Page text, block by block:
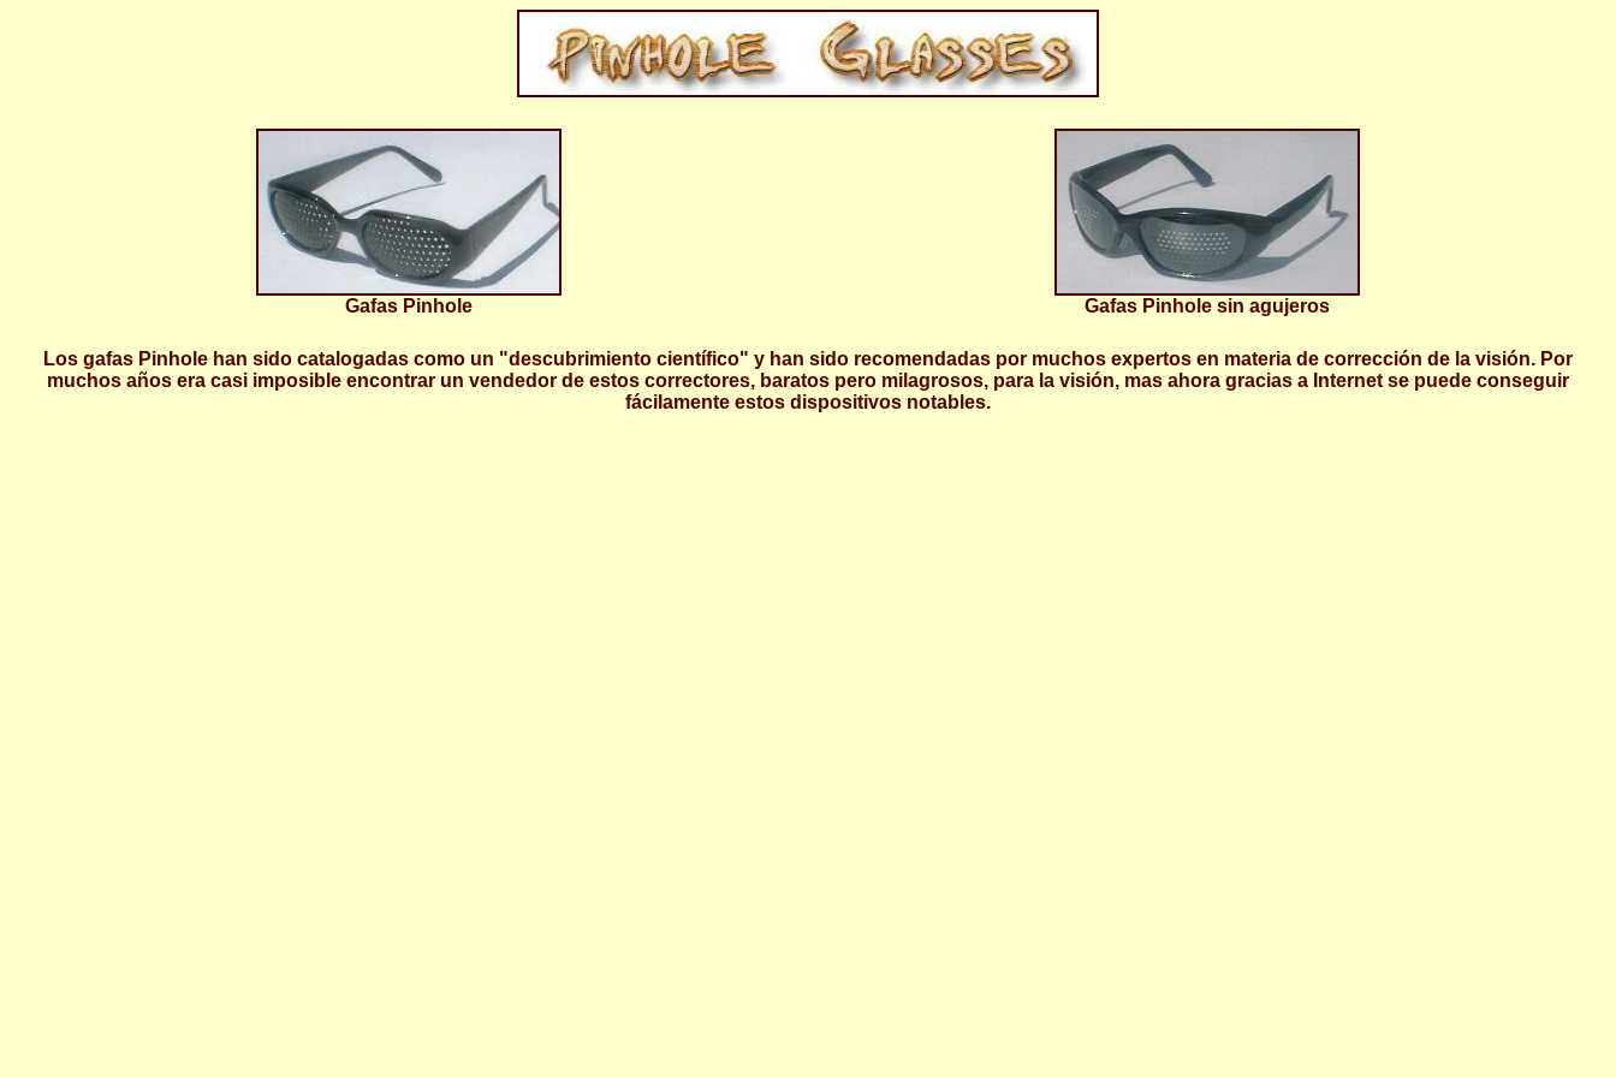
Gafas Pinhole Gafas Pinhole sin agujeros
Los gafas Pinhole han sido catalogadas como un "descubrimiento científico" y han sido recomendadas por muchos expertos en materia de corrección de la visión. Por
muchos años era casi imposible encontrar un vendedor de estos correctores, baratos pero milagrosos, para la visión, mas ahora gracias a Internet se puede conseguir
fácilamente estos dispositivos notables.